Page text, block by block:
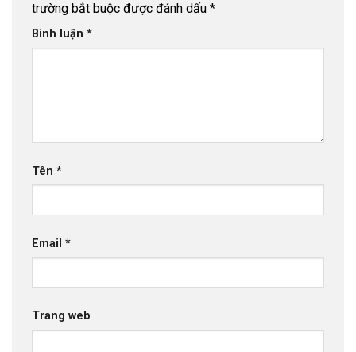
trường bắt buộc được đánh dấu *
Bình luận *
Tên *
Email *
Trang web